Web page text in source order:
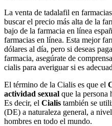
La venta de tadalafil en
buscar el precio más alta de la
bajo de la farmacia en línea
farmacias en línea. Esta mejor
dólares al día, pero si deseas
farmacia, asegúrate de
cialis para averiguar si es
El término de la Cialis es que el
actividad sexual que la persona
Es decir, el Cialis también se
(DE) a naturaleza general, a
hombres en todo el mundo.